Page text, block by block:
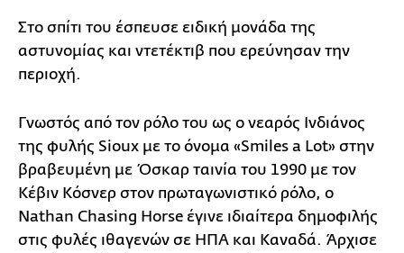
Στο σπίτι του έσπευσε ειδική μονάδα της
αστυνομίας και ντετέκτιβ που ερεύνησαν την
περιοχή.
Γνωστός από τον ρόλο του ως ο νεαρός Ινδιάνος
της φυλής Sioux με το όνομα «Smiles a Lot» στην
βραβευμένη με Όσκαρ ταινία του 1990 με τον
Κέβιν Κόσνερ στον πρωταγωνιστικό ρόλο, ο
Nathan Chasing Horse έγινε ιδιαίτερα δημοφιλής
στις φυλές ιθαγενών σε ΗΠΑ και Καναδά. Άρχισε